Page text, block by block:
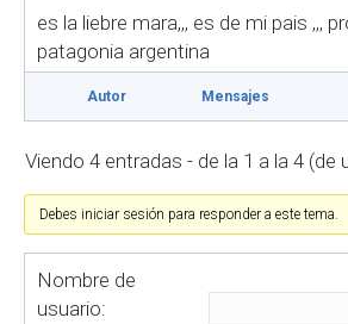
es la liebre mara,,, es de mi pais ,,,
patagonia argentina
Autor Mensajes
Viendo 4 entradas - de la 1 a la 4 (de
Debes iniciar sesión para responder a este tema.
Nombre de
usuario: